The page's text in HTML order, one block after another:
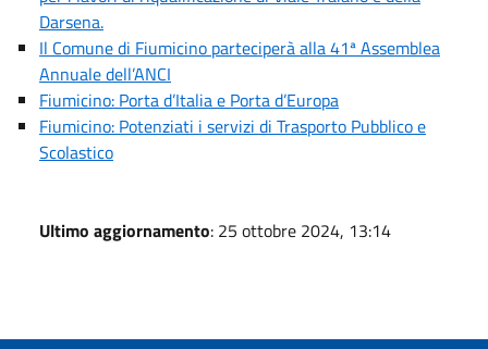
Darsena.
Il Comune di Fiumicino parteciperà alla 41ª Assemblea
Annuale dell’ANCI
Fiumicino: Porta d’Italia e Porta d’Europa
Fiumicino: Potenziati i servizi di Trasporto Pubblico e
Scolastico
Ultimo aggiornamento: 25 ottobre 2024, 13:14